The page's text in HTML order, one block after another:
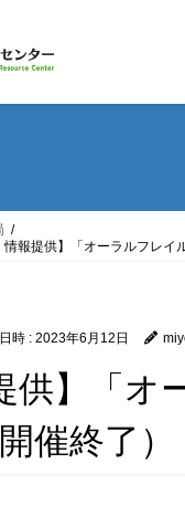
情報提供】「オーラルフレイ
時 : 2023年6月12日
供】「オ
催終了）